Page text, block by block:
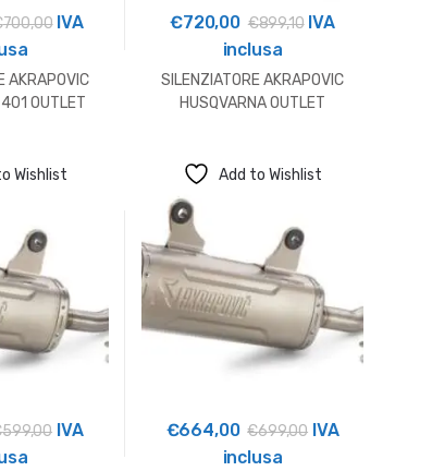
700,00IVA
AKRAPOVIC
OUTLET
€720,00 €899,10IVA
inclusa
SILENZIATORE AKRAPOVIC
HUSQVARNA OUTLET
Wishlist
599,00 IVA
Add to Wishlist
€664,00 €699,00 IVA
inclusa